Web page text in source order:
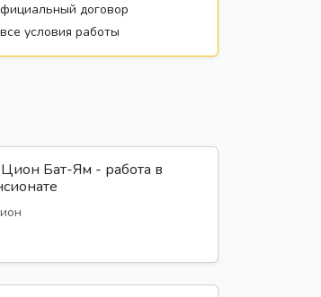
договор
условия работы
Бат-Ям - работа в